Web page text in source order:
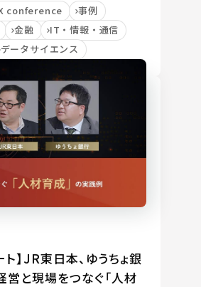
conference
事例
金融
IT・情報・通信
データサイエンス
ト】JR東日本、ゆうちょ銀
営と現場をつなぐ「人材